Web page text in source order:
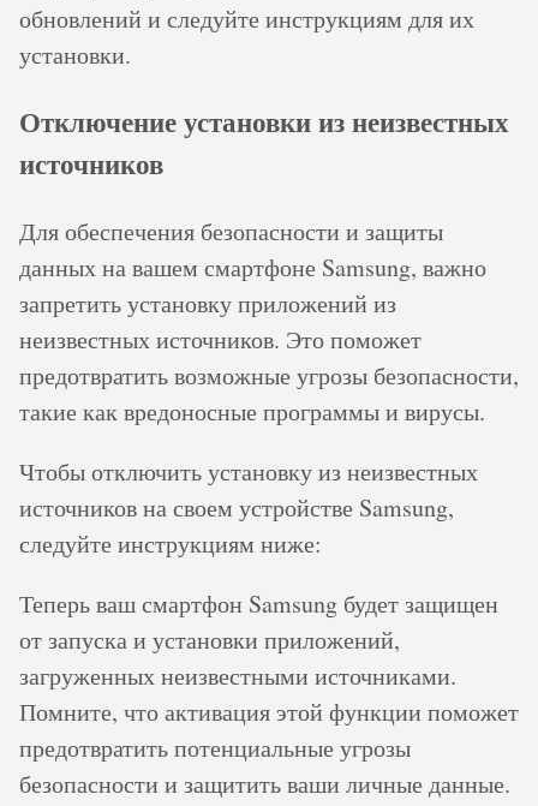
обновлений и следуйте инструкциям для их
установки.
Отключение установки из неизвестных
источников
Для обеспечения безопасности и защиты
данных на вашем смартфоне Samsung, важно
запретить установку приложений из
неизвестных источников. Это поможет
предотвратить возможные угрозы безопасности,
такие как вредоносные программы и вирусы.
Чтобы отключить установку из неизвестных
источников на своем устройстве Samsung,
следуйте инструкциям ниже:
Теперь ваш смартфон Samsung будет защищен
от запуска и установки приложений,
загруженных неизвестными источниками.
Помните, что активация этой функции поможет
предотвратить потенциальные угрозы
безопасности и защитить ваши личные данные.